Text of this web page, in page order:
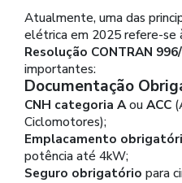
Atualmente, uma das
elétrica em 2025 refere-se
Resolução CONTRAN
importantes:
Documentação
CNH categoria AouACC
Ciclomotores);
Emplacamento
potência até 4kW;
Seguro obrigatório para